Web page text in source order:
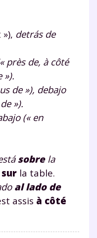
detrás de
près de, à côté
»).
de »), debajo
»).
(« en
sobrela
sur la table.
al lado de
assis à côté